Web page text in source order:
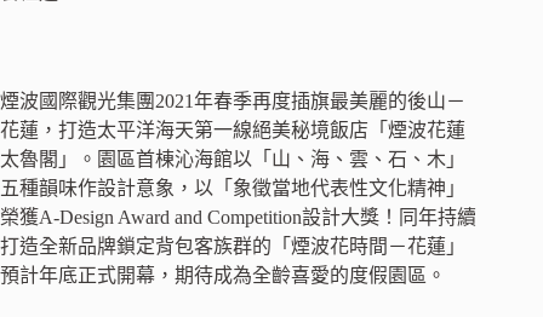
煙波國際觀光集團2021年春季再度插旗最美麗的後山－
花蓮，打造太平洋海天第一線絕美秘境飯店「煙波花蓮
太魯閣」。園區首棟沁海館以「山、海、雲、石、木」
五種韻味作設計意象，以「象徵當地代表性文化精神」
榮獲A-Design Award and Competition設計大獎！同年持續
打造全新品牌鎖定背包客族群的「煙波花時間－花蓮」
預計年底正式開幕，期待成為全齡喜愛的度假園區。